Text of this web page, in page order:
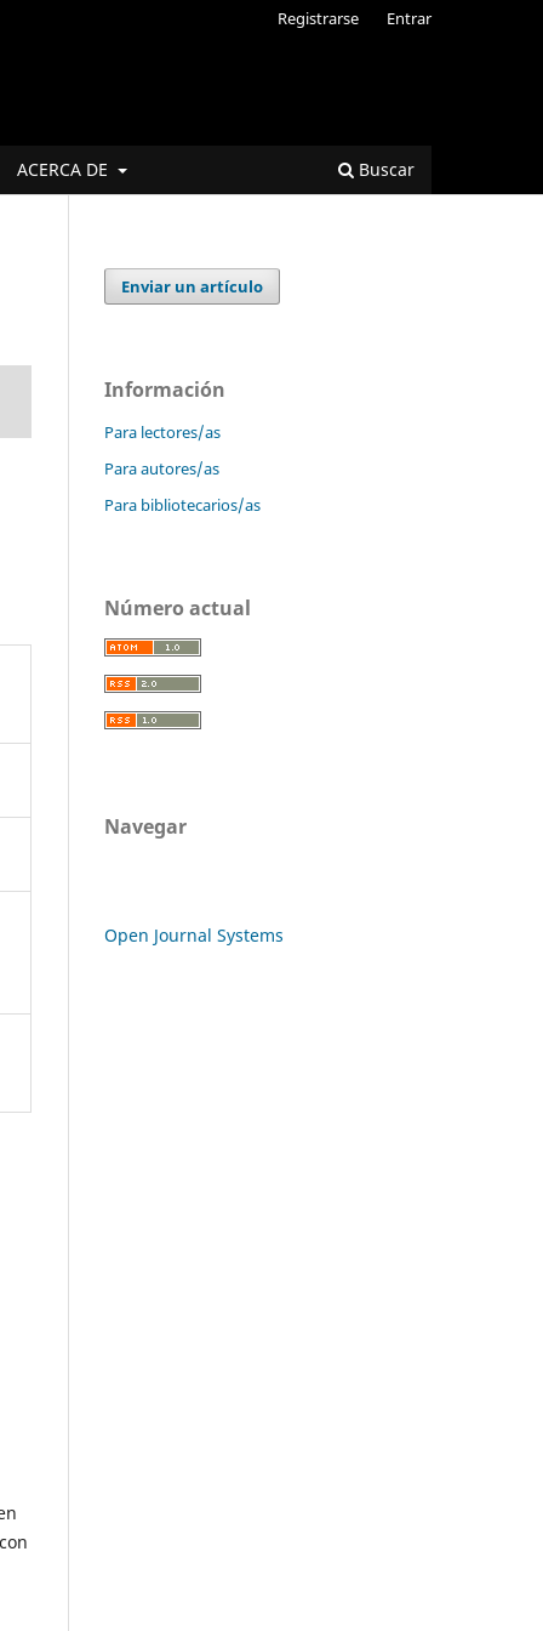
ACERCA DE Buscar
Registrarse Entrar
Enviar un artículo
Información
Para lectores/as
Para autores/as
Para bibliotecarios/as
Número actual
Navegar
Open Journal Systems